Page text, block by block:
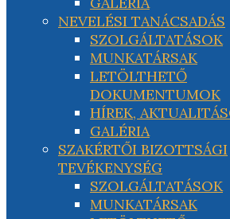
NEVELÉSI TANÁCSADÁS
SZOLGÁLTATÁSOK
MUNKATÁRSAK
LETÖLTHETŐ
DOKUMENTUMOK
HÍREK,
GALÉRIA
SZAKÉRTŐI BIZOTTSÁGI
TEVÉKENYSÉG
SZOLGÁLTATÁSOK
MUNKATÁRSAK